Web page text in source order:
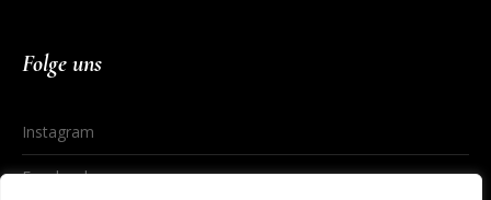
Folge uns
Instagram
Facebook